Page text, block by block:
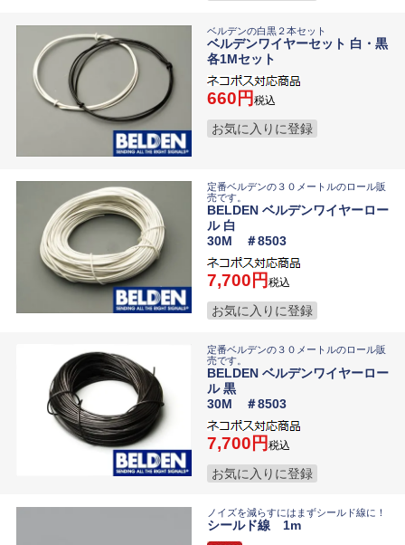
ベルデンの白黒２本セット
ベルデンワイヤーセット 白・黒
各1Mセット
660 税込
お気に入りに登録
定番ベルデンの３０メートルのロール販
売です。
BELDEN ベルデンワイヤーロー
ル 白
30M ＃8503
7,700 税込
お気に入りに登録
定番ベルデンの３０メートルのロール販
売です。
BELDEN ベルデンワイヤーロー
ル 黒
30M ＃8503
7,700 税込
お気に入りに登録
ノイズを減らすにはまずシールド線に！
シールド線 1m